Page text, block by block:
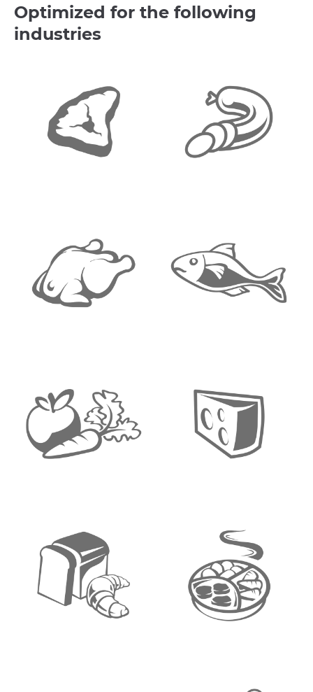
Optimized for the following
industries